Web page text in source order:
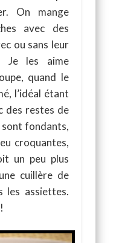
On mange
avec des
ou sans leur
Je les aime
quand le
l’idéal étant
des restes de
sont fondants,
croquantes,
un peu plus
cuillère de
les assiettes.